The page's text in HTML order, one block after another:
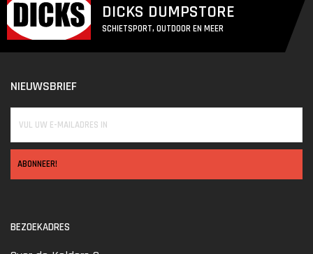
DICKS DUMPSTORE
SCHIETSPORT, OUTDOOR EN MEER
NIEUWSBRIEF
ABONNEER!
BEZOEKADRES